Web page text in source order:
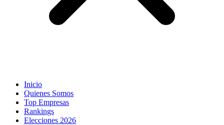
Inicio
Quienes Somos
Top Empresas
Rankings
Elecciones 2026